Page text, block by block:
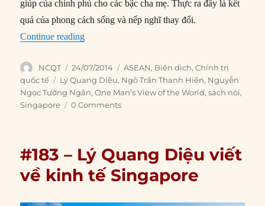
giúp của chính phủ cho các bậc cha mẹ. Thực ra đây là kết
quả của phong cách sống và nếp nghĩ thay đổi.
Continue reading“#189 – Lý Quang Diệu viết về vấn đề dân số
Author
NCQT
Posted
on
24/07/2014 Categories
ASEAN, Biên dịch,Chính trị
quốc tế
Tags
Lý Quang Diệu, Ngô Trần Thanh Hiền, Nguyễn
Ngọc Tường Ngân,One Man’s View of the World,sách nói,
Singapore
0 Comments
#183 – Lý Quang Diệu viết
về kinh tế Singapore